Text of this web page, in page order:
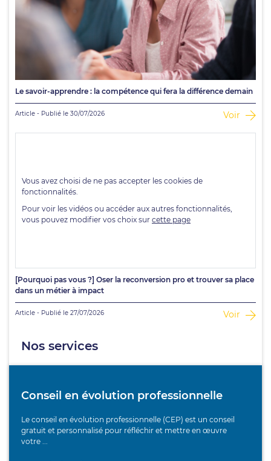
Le savoir-apprendre : la compétence qui fera la différence demain
Article - Publié le 30/07/2026 Voir
[Pourquoi pas vous ?] Oser la reconversion pro et trouver sa place
dans un métier à impact
Article - Publié le 27/07/2026 Voir
Nos services
Conseil en évolution professionnelle
Le conseil en évolution professionnelle (CEP) est un conseil
gratuit et personnalisé pour réfléchir et mettre en œuvre
votre ...